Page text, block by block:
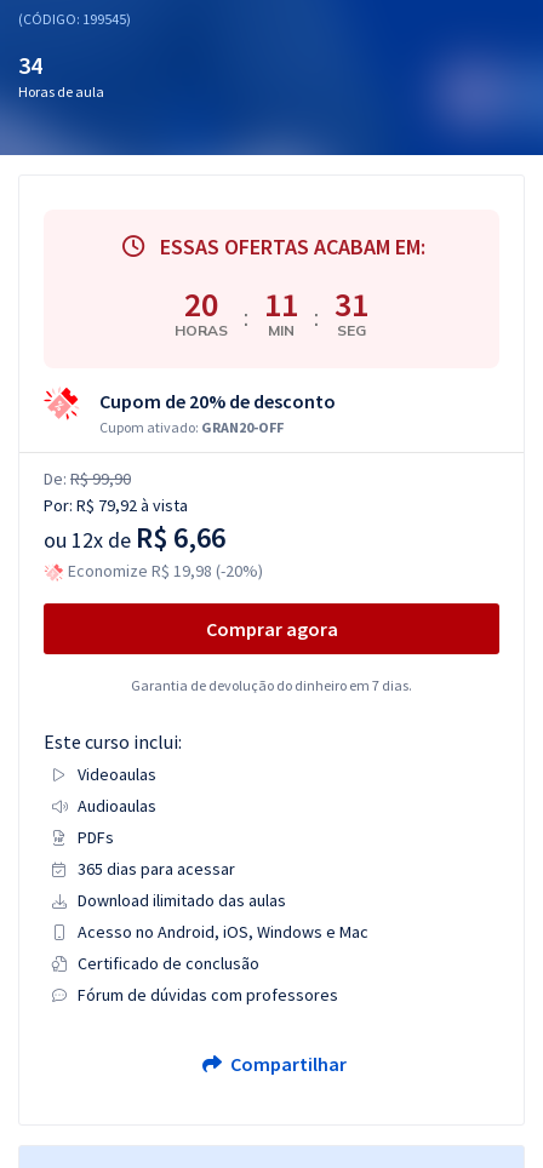
(CÓDIGO: 199545)
34
Horas de aula
ESSAS OFERTAS ACABAM EM:
20
HORAS : 11
MIN : 31
SEG
Cupom de 20% de desconto
Cupom ativado: GRAN20-OFF
De: R$ 99,90
Por: R$ 79,92à vista
ou 12x de R$ 6,66
Economize R$ 19,98 (-20%)
Comprar agora
Garantia de devolução do dinheiro em 7 dias.
Este curso inclui:
Videoaulas
Audioaulas
PDFs
365 dias para acessar
Download ilimitado das aulas
Acesso no Android, iOS, Windows e Mac
Certificado de conclusão
Fórum de dúvidas com professores
Compartilhar